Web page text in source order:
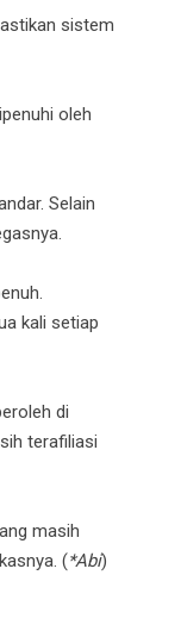
sistem
oleh
Selain
kali setiap
di
terafiliasi
masih
(*Abi)